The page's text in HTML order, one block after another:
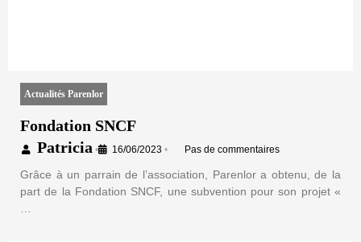
Actualités Parenlor
Fondation SNCF
Patricia • 16/06/2023 • Pas de commentaires
Grâce à un parrain de l’association, Parenlor a obtenu, de la
part de la Fondation SNCF, une subvention pour son projet «